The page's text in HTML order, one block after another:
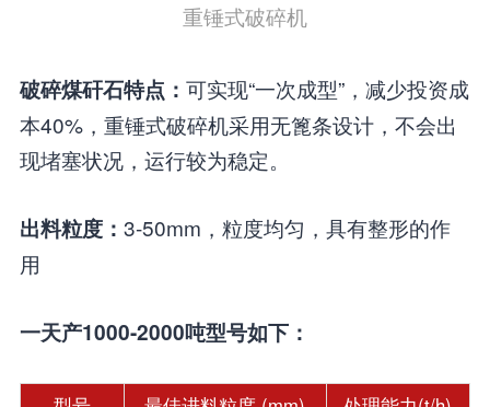
重锤式破碎机
破碎煤矸石特点： 可实现“一次成型”，减少投资成
本40%，重锤式破碎机采用无篦条设计，不会出
现堵塞状况，运行较为稳定。
出料粒度： 3-50mm，粒度均匀，具有整形的作
用
一天产1000-2000吨型号如下：